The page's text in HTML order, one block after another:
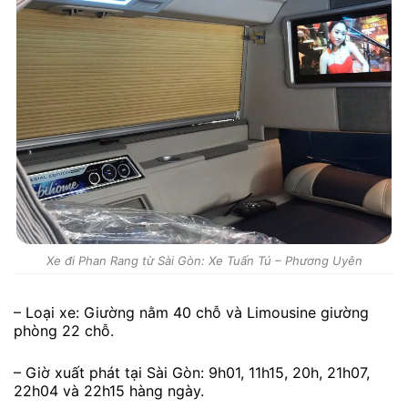
Xe đi Phan Rang từ Sài Gòn: Xe Tuấn Tú – Phương Uyên
– Loại xe: Giường nằm 40 chỗ và Limousine giường
phòng 22 chỗ.
– Giờ xuất phát tại Sài Gòn: 9h01, 11h15, 20h, 21h07,
22h04 và 22h15 hàng ngày.